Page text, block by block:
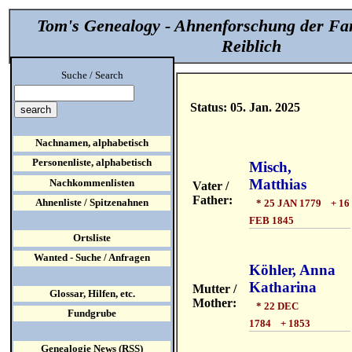
Tom's Genealogy - Ahnenforschung der
Reiblich
Status: 05. Jan. 2025
Vater /
Father:
Misch,
Matthias
* 25 JAN 1779 + 16
FEB 1845
Mutter /
Mother:
Köhler, Anna
Katharina
* 22 DEC
1784 + 1853
Suche / Search
Nachnamen, alphabetisch
Personenliste, alphabetisch
Nachkommenlisten
Ahnenliste / Spitzenahnen
Ortsliste
Wanted - Suche / Anfragen
Glossar, Hilfen, etc.
Fundgrube
Genealogie News (RSS)